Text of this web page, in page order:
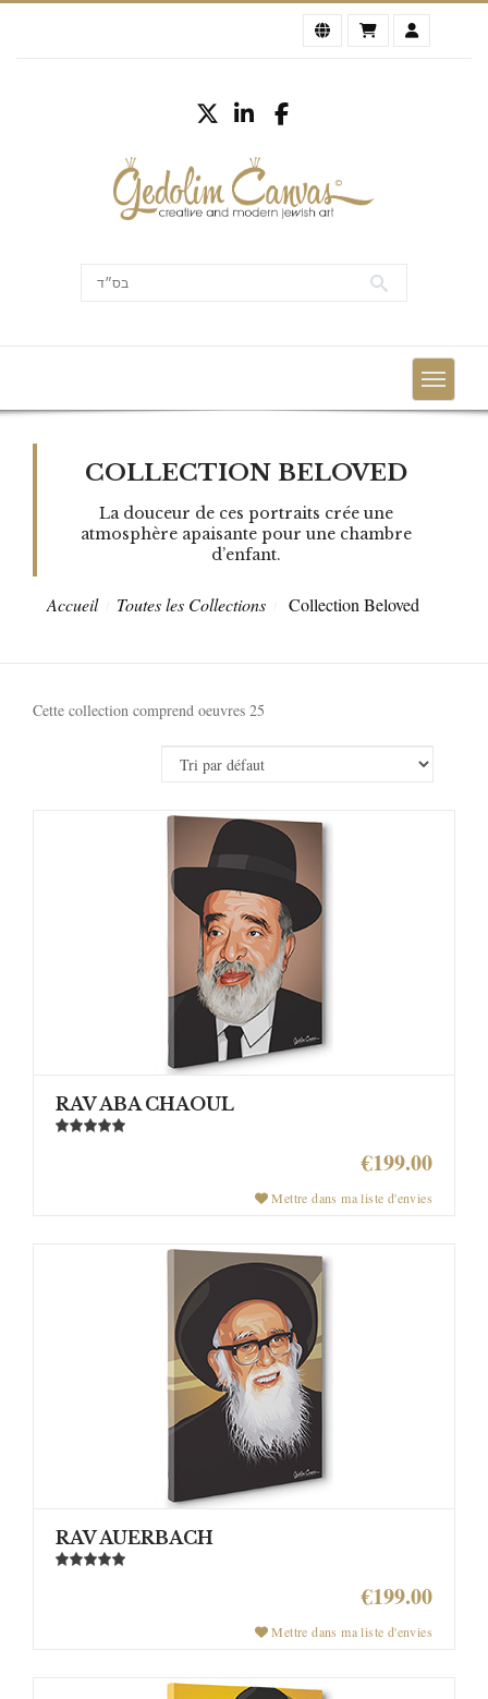
COLLECTION BELOVED
La douceur de ces portraits crée une
atmosphère apaisante pour une chambre
d’enfant.
Accueil Toutes les Collections Collection Beloved
Cette collection comprend oeuvres 25
RAV ABA CHAOUL
€199.00
Mettre dans ma liste d'envies
RAV AUERBACH
€199.00
Mettre dans ma liste d'envies